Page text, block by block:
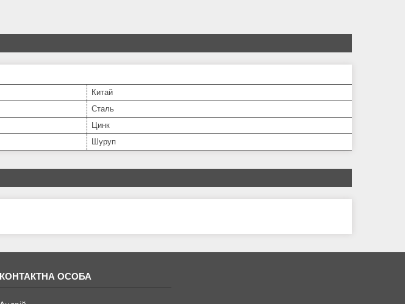
Китай
Сталь
Цинк
Шуруп